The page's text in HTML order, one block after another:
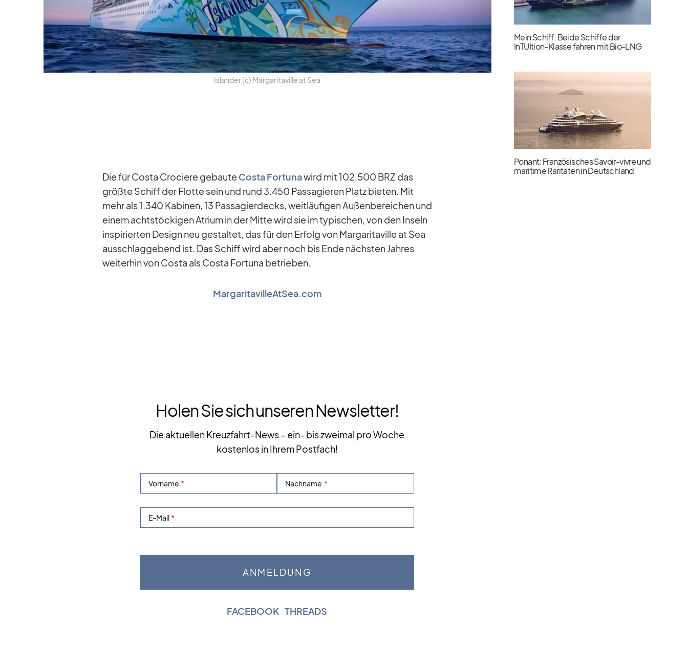
Is­lan­der (c) Mar­ga­ri­ta­ville at Sea
Die für Costa Cro­ciere ge­baute Costa For­tunawird mit 102.500 BRZ das
größte Schiff der Flotte sein und rund 3.450 Pas­sa­gie­ren Platz bie­ten. Mit
mehr als 1.340 Ka­bi­nen, 13 Pas­sa­gier­decks, weit­läu­fi­gen Au­ßen­be­rei­chen und
ei­nem acht­stö­cki­gen Atrium in der Mitte wird sie im ty­pi­schen, von den In­seln
in­spi­rier­ten De­sign neu ge­stal­tet, das für den Er­folg von Mar­ga­ri­ta­ville at Sea
aus­schlag­ge­bend ist. Das Schiff wird aber noch bis Ende nächs­ten Jah­res
wei­ter­hin von Costa als Costa For­tuna be­trie­ben.
MargaritavilleAtSea.com
Holen Sie sich unseren Newsletter!
Die aktuellen Kreuzfahrt-News – ein- bis zweimal pro Woche
kostenlos in Ihrem Postfach!
Vorname Nachname
E-Mail
FACEBOOK |THREADS
Mein Schiff: Beide Schiffe der
InTUItion-Klasse fahren mit Bio-LNG
Ponant: Französisches Savoir-vivre und
maritime Raritäten in Deutschland